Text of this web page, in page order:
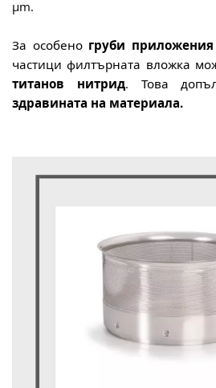
µm.
За особено груби
частици филтърната вложка
титанов нитрид. Това
здравината на материала.